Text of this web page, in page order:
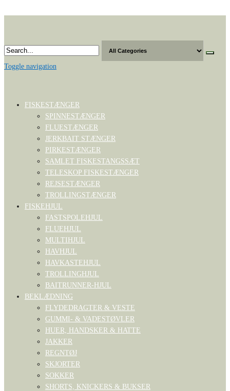
content
Toggle navigation
FISKESTÆNGER
SPINNESTÆNGER
FLUESTÆNGER
JERKBAIT STÆNGER
PIRKESTÆNGER
SAMLET FISKESTANGSSÆT
TELESKOP FISKESTÆNGER
REJSESTÆNGER
TROLLINGSTÆNGER
FISKEHJUL
FASTSPOLEHJUL
FLUEHJUL
MULTIHJUL
HAVHJUL
HAVKASTEHJUL
TROLLINGHJUL
BAITRUNNER-HJUL
BEKLÆDNING
FLYDEDRAGTER & VESTE
GUMMI- & VADESTØVLER
HUER, HANDSKER & HATTE
JAKKER
REGNTØJ
SKJORTER
SOKKER
SHORTS, KNICKERS & BUKSER